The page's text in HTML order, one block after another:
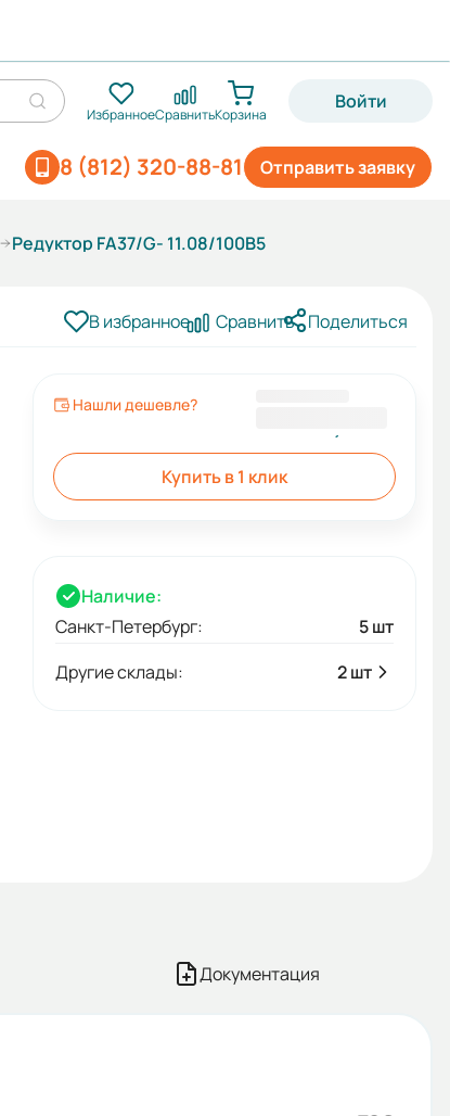
ИзбранноеСравнитьКорзина
Войти
Отправить заявку
8 (812) 320-88-81
Редуктор FA37/G- 11.08/100B5
В избранное Сравнить Поделиться
Нашли дешевле?
Купить в 1 клик
Наличие:
Санкт-Петербург:
5 шт
Другие склады:
2 шт
Документация